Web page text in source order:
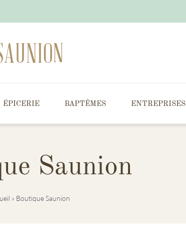
ÉPICERIE BAPTÊMES ENTREPRISES
Saunion
» Boutique Saunion